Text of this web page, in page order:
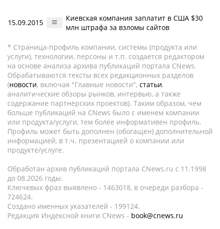
15.09.2015
Киевская компания заплатит в США $30
млн штрафа за взломы сайтов
* Страница-профиль компании, системы (продукта или
услуги), технологии, персоны и т.п. создается редактором
на основе анализа архива публикаций портала CNews.
Обрабатываются тексты всех редакционных разделов
(новости, включая "Главные новости", статьи,
аналитические обзоры рынков, интервью, а также
содержание партнёрских проектов). Таким образом, чем
больше публикаций на CNews было с именем компании
или продукта/услуги, тем более информативен профиль.
Профиль может быть дополнен (обогащен) дополнительной
информацией, в т.ч. презентацией о компании или
продукте/услуге.
Обработан архив публикаций портала CNews.ru c 11.1998
до 08.2026 годы.
Ключевых фраз выявлено - 1463018, в очереди разбора -
724624.
Создано именных указателей - 199124.
Редакция Индексной книги CNews - book@cnews.ru